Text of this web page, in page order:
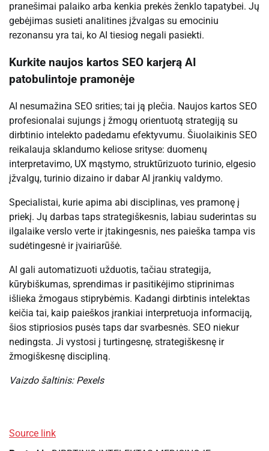
pranešimai palaiko arba kenkia prekės ženklo tapatybei. Jų
gebėjimas susieti analitines įžvalgas su emociniu
rezonansu yra tai, ko AI tiesiog negali pasiekti.
Kurkite naujos kartos SEO karjerą AI
patobulintoje pramonėje
AI nesumažina SEO srities; tai ją plečia. Naujos kartos SEO
profesionalai sujungs į žmogų orientuotą strategiją su
dirbtinio intelekto padedamu efektyvumu. Šiuolaikinis SEO
reikalauja sklandumo keliose srityse: duomenų
interpretavimo, UX mąstymo, struktūrizuoto turinio, elgesio
įžvalgų, turinio dizaino ir dabar AI įrankių valdymo.
Specialistai, kurie apima abi disciplinas, ves pramonę į
priekį. Jų darbas taps strategiškesnis, labiau suderintas su
ilgalaike verslo verte ir įtakingesnis, nes paieška tampa vis
sudėtingesnė ir įvairiarūšė.
AI gali automatizuoti užduotis, tačiau strategija,
kūrybiškumas, sprendimas ir pasitikėjimo stiprinimas
išlieka žmogaus stiprybėmis. Kadangi dirbtinis intelektas
keičia tai, kaip paieškos įrankiai interpretuoja informaciją,
šios stipriosios pusės taps dar svarbesnės. SEO niekur
nedingsta. Ji vystosi į turtingesnę, strategiškesnę ir
žmogiškesnę discipliną.
Vaizdo šaltinis: Pexels
Source link